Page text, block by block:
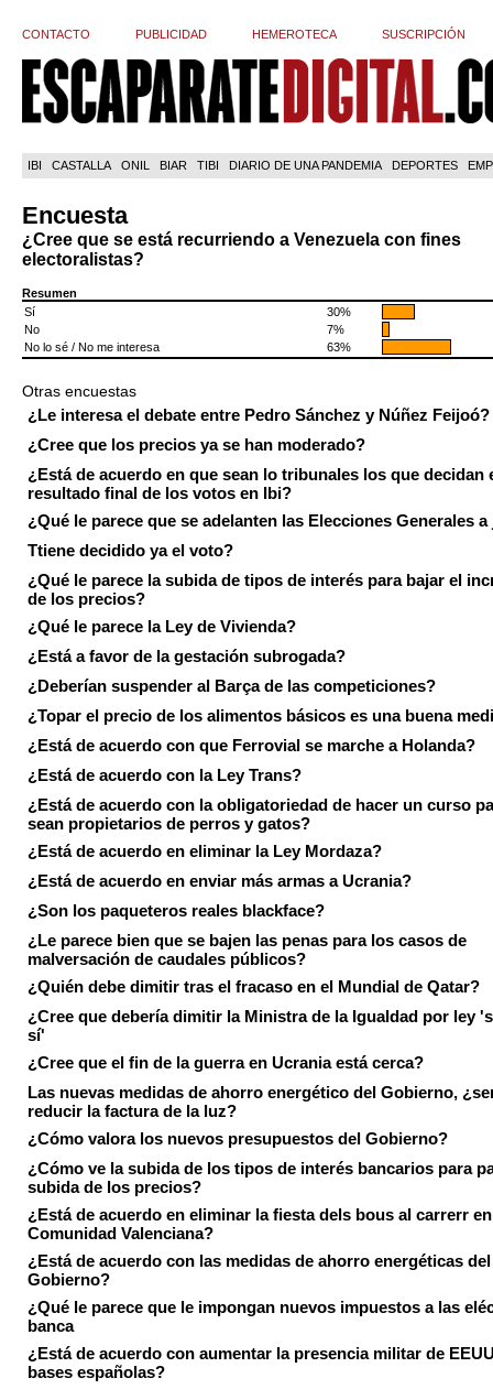
CONTACTO PUBLICIDAD HEMEROTECA SUSCRIPCIÓN
IBI CASTALLA ONIL BIAR TIBI DIARIO DE UNA PANDEMIA DEPORTES
Encuesta
¿Cree que se está recurriendo a Venezuela con fines
electoralistas?
Resumen
Sí
30%
No
7%
No lo sé / No me interesa
63%
Otras encuestas
¿Le interesa el debate entre Pedro Sánchez y Núñez Feijoó?
¿Cree que los precios ya se han moderado?
¿Está de acuerdo en que sean lo tribunales los que decidan
resultado final de los votos en Ibi?
¿Qué le parece que se adelanten las Elecciones Generales
Ttiene decidido ya el voto?
¿Qué le parece la subida de tipos de interés para bajar el
de los precios?
¿Qué le parece la Ley de Vivienda?
¿Está a favor de la gestación subrogada?
¿Deberían suspender al Barça de las competiciones?
¿Topar el precio de los alimentos básicos es una buena
¿Está de acuerdo con que Ferrovial se marche a Holanda?
¿Está de acuerdo con la Ley Trans?
¿Está de acuerdo con la obligatoriedad de hacer un curso
sean propietarios de perros y gatos?
¿Está de acuerdo en eliminar la Ley Mordaza?
¿Está de acuerdo en enviar más armas a Ucrania?
¿Son los paqueteros reales blackface?
¿Le parece bien que se bajen las penas para los casos de
malversación de caudales públicos?
¿Quién debe dimitir tras el fracaso en el Mundial de Qatar?
¿Cree que debería dimitir la Ministra de la Igualdad por ley
sí'
¿Cree que el fin de la guerra en Ucrania está cerca?
Las nuevas medidas de ahorro energético del Gobierno,
reducir la factura de la luz?
¿Cómo valora los nuevos presupuestos del Gobierno?
¿Cómo ve la subida de los tipos de interés bancarios para
subida de los precios?
¿Está de acuerdo en eliminar la fiesta dels bous al carrerr
Comunidad Valenciana?
¿Está de acuerdo con las medidas de ahorro energéticas del
Gobierno?
¿Qué le parece que le impongan nuevos impuestos a las
banca
¿Está de acuerdo con aumentar la presencia militar de
bases españolas?